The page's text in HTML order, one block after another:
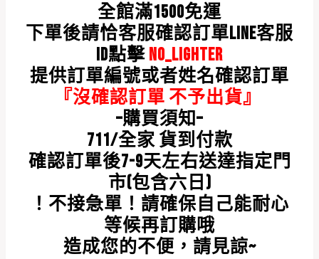
全館滿1500免運
下單後請恰客服確認訂單LINE客服
ID點擊NO_LIGHTER
提供訂單編號或者姓名確認訂單
『沒確認訂單 不予出貨』
–購買須知–
711/全家貨到付款
確認訂單後7-9天左右送達指定門
市(包含六日 )
！不接急單！請確保自己能耐心
等候再訂購哦
造成您的不便，請見諒~